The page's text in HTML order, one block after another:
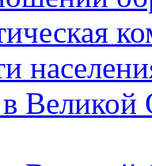
Великой